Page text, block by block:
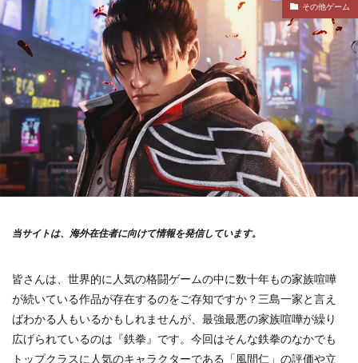
その他ゲーム
当サイトは、海外在住者に向けて情報を発信しています。
皆さんは、世界的に人気の格闘ゲームの中に数十年もの家族喧嘩
が続いている作品が存在するのをご存知ですか？三島一家と言え
ばわかる人もいるかもしれませんが、最強最悪の家族喧嘩が繰り
広げられているのは『鉄拳』です。今回はそんな鉄拳のなかでも
トップクラスに人気のキャラクターである「風間仁」の評価や立